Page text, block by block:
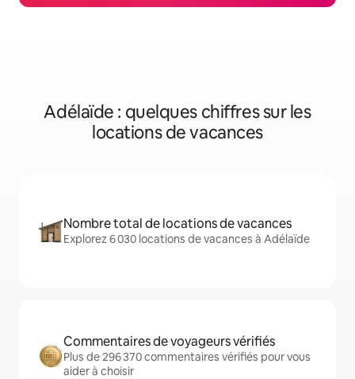
Adélaïde : quelques chiffres sur les
locations de vacances
Nombre total de locations de vacances
Explorez 6 030 locations de vacances à Adélaïde
Commentaires de voyageurs vérifiés
Plus de 296 370 commentaires vérifiés pour vous
aider à choisir